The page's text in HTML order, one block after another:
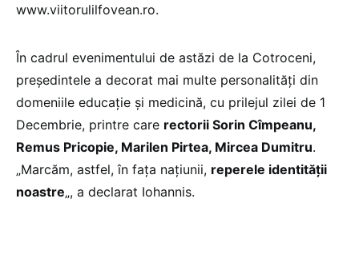
www.viitorulilfovean.ro.
În cadrul evenimentului de astăzi de la Cotroceni,
președintele a decorat mai multe personalități din
domeniile educație și medicină, cu prilejul zilei de 1
Decembrie, printre care rectorii Sorin Cîmpeanu,
Remus Pricopie, Marilen Pirtea, Mircea Dumitru.
„Marcăm, astfel, în fața națiunii, reperele identității
noastre„, a declarat Iohannis.